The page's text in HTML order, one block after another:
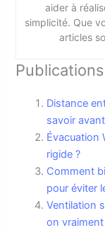
aider à
simplicité. Que
articles
Distance
savoir
Évacuation
rigide ?
Comment
pour éviter
Ventilation
on